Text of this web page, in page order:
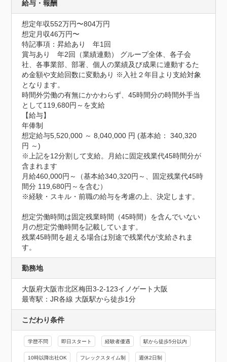
給与・報酬
想定年収552万円〜804万円
想定月収46万円〜
特記事項：昇給あり　年1回
賞与あり　年2回（業績連動） グループ全体、各子会
社、各事業部、部署、個人の業績及び成果に連動するた
め金額や支給回数に変動あり ※入社２年目より支給対象
となります。
時間外労働の有無にかかわらず、45時間分の時間外手当
として119,680円～を支給
【給与】
年俸制
想定給与5,520,000 ～ 8,040,000 円 (基本給： 340,320
円 ～)
※上記を12分割して支給。月給に固定残業代45時間分が
含まれます
月給460,000円～（基本給340,320円～、固定残業代45時
間分 119,680円～を含む）
※経験・スキル・前職の給与を考慮の上、決定します。
想定労働時間は固定残業時間（45時間）を含んでいない
月の想定労働時間を記載しています。
残業45時間を超える場合は別途で残業代が支給されま
す。
勤務地
大阪府大阪市北区梅田3-2-123イノゲート大阪
最寄駅：JR各線 大阪駅から徒歩1分
こだわり条件
学歴不問 即日スタート 経験者優遇 駅から徒歩5分以内
10時以降出社OK フレックスタイム制 週休2日制